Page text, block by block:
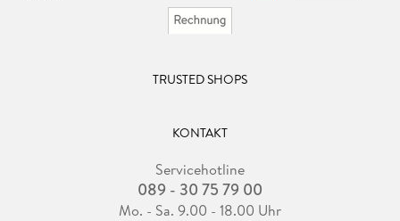
TRUSTED SHOPS
KONTAKT
Servicehotline
089 - 30 75 79 00
Mo. - Sa. 9.00 - 18.00 Uhr